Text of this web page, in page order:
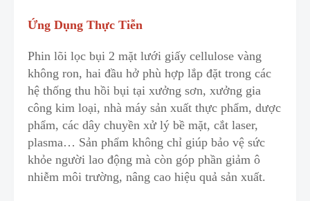
Ứng Dụng Thực Tiễn
Phin lõi lọc bụi 2 mặt lưới giấy cellulose vàng
không ron, hai đầu hở phù hợp lắp đặt trong các
hệ thống thu hồi bụi tại xưởng sơn, xưởng gia
công kim loại, nhà máy sản xuất thực phẩm, dược
phẩm, các dây chuyền xử lý bề mặt, cắt laser,
plasma… Sản phẩm không chỉ giúp bảo vệ sức
khỏe người lao động mà còn góp phần giảm ô
nhiễm môi trường, nâng cao hiệu quả sản xuất.